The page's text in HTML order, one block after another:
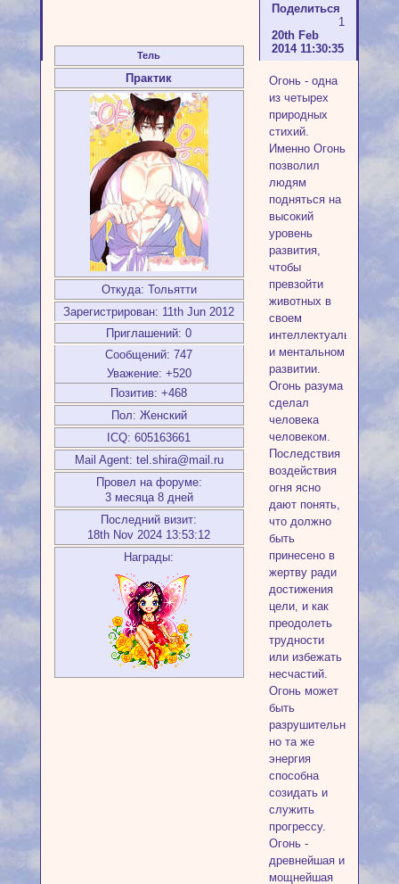
Поделиться
1
20th Feb
2014 11:30:35
Тель
Практик
Откуда: Тольятти
Зарегистрирован: 11th Jun 2012
Приглашений: 0
Сообщений: 747
Уважение: +520
Позитив: +468
Пол: Женский
ICQ: 605163661
Mail Agent: tel.shira@mail.ru
Провел на форуме:
3 месяца 8 дней
Последний визит:
18th Nov 2024 13:53:12
Награды:
Огонь - одна
из четырех
природных
стихий.
Именно Огонь
позволил
людям
подняться на
высокий
уровень
развития,
чтобы
превзойти
животных в
своем
интеллектуальном
и ментальном
развитии.
Огонь разума
сделал
человека
человеком.
Последствия
воздействия
огня ясно
дают понять,
что должно
быть
принесено в
жертву ради
достижения
цели, и как
преодолеть
трудности
или избежать
несчастий.
Огонь может
быть
разрушительным,
но та же
энергия
способна
созидать и
служить
прогрессу.
Огонь -
древнейшая и
мощнейшая